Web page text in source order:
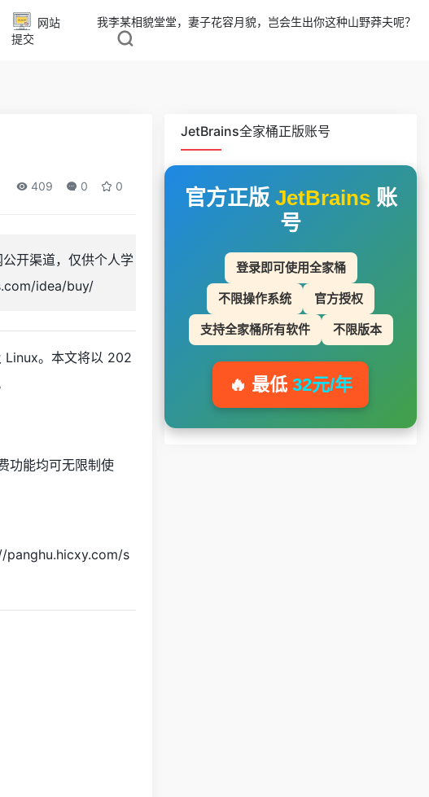
网站
提交
我李某相貌堂堂，妻子花容月貌，岂会生出你这种山野莽夫呢？
409 0 0
开渠道，仅供个人学
idea/buy/
Linux。本文将以 202
功能均可无限制使
panghu.hicxy.com/s
JetBrains全家桶正版账号
官方正版 JetBrains账
号
登录即可使用全家桶
不限操作系统 官方授权
支持全家桶所有软件 不限版本
🔥 最低 32元/年